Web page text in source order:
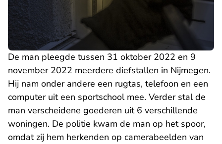
De man pleegde tussen 31 oktober 2022 en 9
november 2022 meerdere diefstallen in Nijmegen.
Hij nam onder andere een rugtas, telefoon en een
computer uit een sportschool mee. Verder stal de
man verscheidene goederen uit 6 verschillende
woningen. De politie kwam de man op het spoor,
omdat zij hem herkenden op camerabeelden van